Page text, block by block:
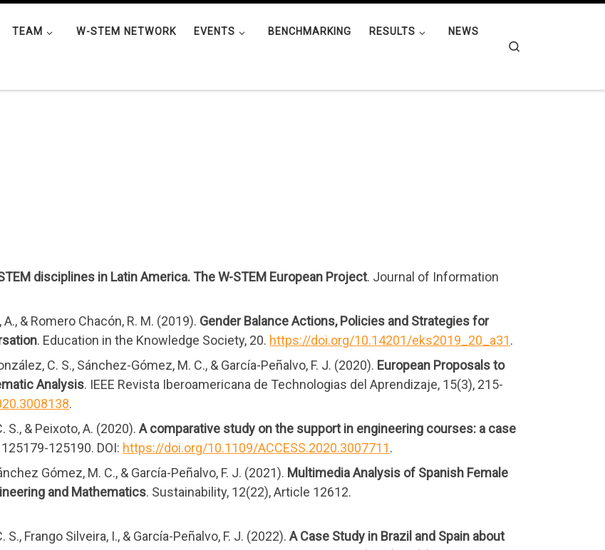
TEAM W-STEM NETWORK EVENTS BENCHMARKING RESULTS NEWS
disciplines in Latin America. The W-STEM European Project. Journal of Information
& Romero Chacón, R. M. (2019). Gender Balance Actions, Policies and Strategies for
. Education in the Knowledge Society, 20. https://doi.org/10.14201/eks2019_20_a31.
C. S., Sánchez-Gómez, M. C., & García-Peñalvo, F. J. (2020). European Proposals to
Analysis. IEEE Revista Iberoamericana de Technologias del Aprendizaje, 15(3), 215-
.
S., & Peixoto, A. (2020). A comparative study on the support in engineering courses: a case
125190. DOI: https://doi.org/10.1109/ACCESS.2020.3007711.
Gómez, M. C., & García-Peñalvo, F. J. (2021). Multimedia Analysis of Spanish Female
and Mathematics. Sustainability, 12(22), Article 12612.
Frango Silveira, I., & García-Peñalvo, F. J. (2022). A Case Study in Brazil and Spain about